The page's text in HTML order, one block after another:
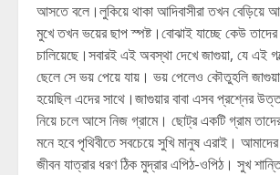
আসতে বলে।লুকিয়ে থাকা আদিবাসীরা তখন বেড়িয়ে
মুখে তখন ভয়ের ছাপ স্পষ্ট।বোঝাই যাচ্ছে কেউ তাদের
চালিয়েছে।সবারই এই অবস্থা দেখে জাগুয়া, যে এই
ছেলে সে ভয় পেয়ে যায়। ভয় পেলেও কৌতুহলি
হয়েছিল এদের সাথে।জাগুয়ার বাবা এসব প্রশ্নের
নিয়ে চলে আসে নিজ গ্রামে। ছোট্র একটি গ্রাম
মনে হবে পৃথিবীতে সবচেয়ে সুখি মানুষ এরাই।
জীবন যাত্রার ধরণ ঠিক মুদ্রার এপিঠ-ওপিঠ। সুখ শান্তি